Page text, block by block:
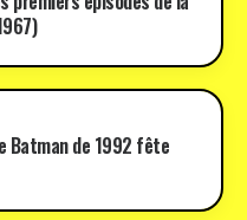
Batman de 1992 fête